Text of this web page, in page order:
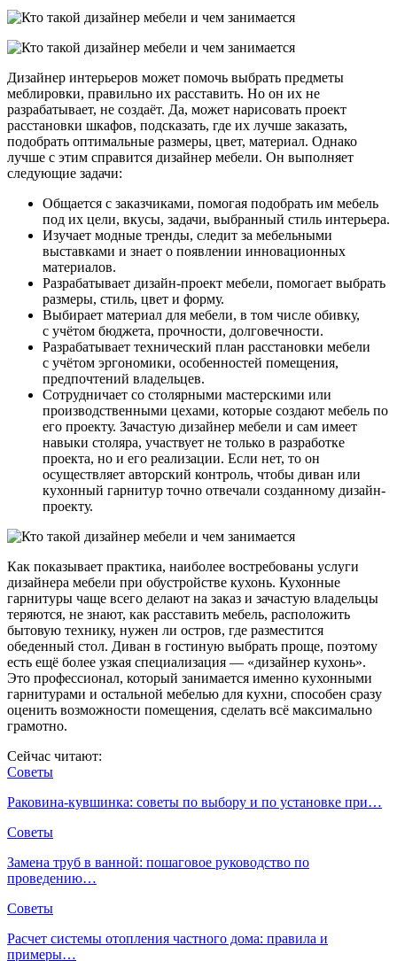
Дизайнер интерьеров может помочь выбрать предметы
меблировки, правильно их расставить. Но он их не
разрабатывает, не создаёт. Да, может нарисовать проект
расстановки шкафов, подсказать, где их лучше заказать,
подобрать оптимальные размеры, цвет, материал. Однако
лучше с этим справится дизайнер мебели. Он выполняет
следующие задачи:
Общается с заказчиками, помогая подобрать им мебель
под их цели, вкусы, задачи, выбранный стиль интерьера.
Изучает модные тренды, следит за мебельными
выставками и знает о появлении инновационных
материалов.
Разрабатывает дизайн-проект мебели, помогает выбрать
размеры, стиль, цвет и форму.
Выбирает материал для мебели, в том числе обивку,
с учётом бюджета, прочности, долговечности.
Разрабатывает технический план расстановки мебели
с учётом эргономики, особенностей помещения,
предпочтений владельцев.
Сотрудничает со столярными мастерскими или
производственными цехами, которые создают мебель по
его проекту. Зачастую дизайнер мебели и сам имеет
навыки столяра, участвует не только в разработке
проекта, но и его реализации. Если нет, то он
осуществляет авторский контроль, чтобы диван или
кухонный гарнитур точно отвечали созданному дизайн-
проекту.
Как показывает практика, наиболее востребованы услуги
дизайнера мебели при обустройстве кухонь. Кухонные
гарнитуры чаще всего делают на заказ и зачастую владельцы
теряются, не знают, как расставить мебель, расположить
бытовую технику, нужен ли остров, где разместится
обеденный стол. Диван в гостиную выбрать проще, поэтому
есть ещё более узкая специализация — «дизайнер кухонь».
Это профессионал, который занимается именно кухонными
гарнитурами и остальной мебелью для кухни, способен сразу
оценить возможности помещения, сделать всё максимально
грамотно.
Сейчас читают:
Советы
Раковина-кувшинка: советы по выбору и по установке при…
Советы
Замена труб в ванной: пошаговое руководство по
проведению…
Советы
Расчет системы отопления частного дома: правила и
примеры…